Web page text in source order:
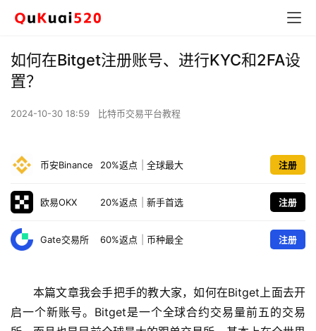
如何在Bitget注册账号、进行KYC和2FA设
置？
2024-10-30 18:59 比特币交易平台教程
币安Binance 20%返点 全球最大 注册
欧易OKX 20%返点 新手首选 注册
Gate交易所 60%返点 币种最全 注册
本篇文章我会手把手的教大家，如何在Bitget上面去开
启一个新账号。Bitget是一个全球合约交易量前五的交易